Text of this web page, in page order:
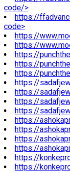
code/>
https://
code>
https://
https://
https://
https://
https://
https://
https://
https://
https://
https://
https://
https://
https://
https://
https://